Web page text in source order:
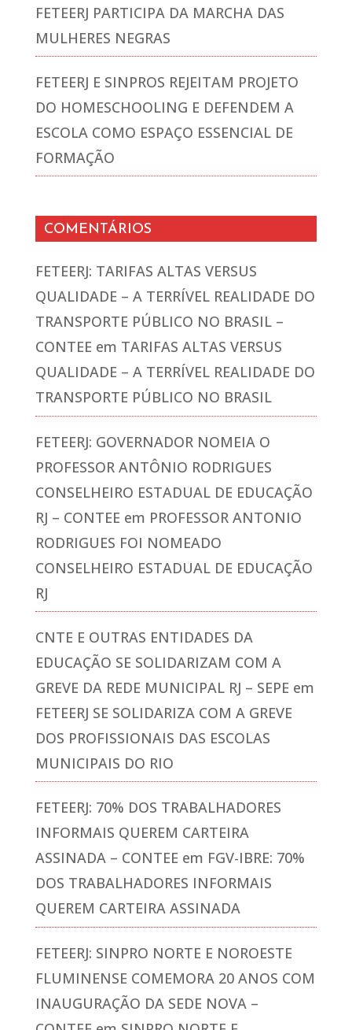
FETEERJ PARTICIPA DA MARCHA DAS
MULHERES NEGRAS
FETEERJ E SINPROS REJEITAM PROJETO
DO HOMESCHOOLING E DEFENDEM A
ESCOLA COMO ESPAÇO ESSENCIAL DE
FORMAÇÃO
COMENTÁRIOS
FETEERJ: TARIFAS ALTAS VERSUS
QUALIDADE – A TERRÍVEL REALIDADE DO
TRANSPORTE PÚBLICO NO BRASIL –
CONTEE em TARIFAS ALTAS VERSUS
QUALIDADE – A TERRÍVEL REALIDADE DO
TRANSPORTE PÚBLICO NO BRASIL
FETEERJ: GOVERNADOR NOMEIA O
PROFESSOR ANTÔNIO RODRIGUES
CONSELHEIRO ESTADUAL DE EDUCAÇÃO
RJ – CONTEE em PROFESSOR ANTONIO
RODRIGUES FOI NOMEADO
CONSELHEIRO ESTADUAL DE EDUCAÇÃO
RJ
CNTE E OUTRAS ENTIDADES DA
EDUCAÇÃO SE SOLIDARIZAM COM A
GREVE DA REDE MUNICIPAL RJ – SEPE em
FETEERJ SE SOLIDARIZA COM A GREVE
DOS PROFISSIONAIS DAS ESCOLAS
MUNICIPAIS DO RIO
FETEERJ: 70% DOS TRABALHADORES
INFORMAIS QUEREM CARTEIRA
ASSINADA – CONTEE em FGV-IBRE: 70%
DOS TRABALHADORES INFORMAIS
QUEREM CARTEIRA ASSINADA
FETEERJ: SINPRO NORTE E NOROESTE
FLUMINENSE COMEMORA 20 ANOS COM
INAUGURAÇÃO DA SEDE NOVA –